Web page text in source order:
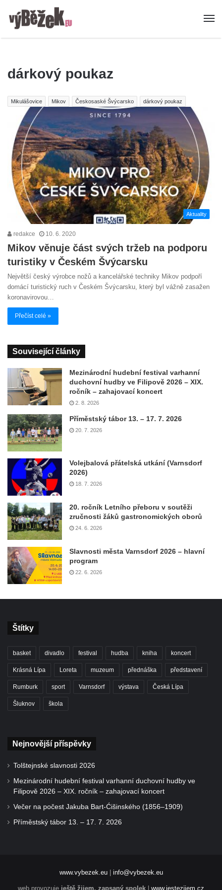
dárkový poukaz
Mikulášovice Mikov Českosaské Švýcarsko dárkový poukaz
Aktuality
redakce 10. 6. 2020
Mikov věnuje část svých tržeb na podporu
turistiky v Českém Švýcarsku
Největší český výrobce nožů a kancelářské techniky Mikov podpoří
domácí turistický ruch v Českém Švýcarsku, který byl vážně zasažen
koronavirovou…
Přečíst celé »
Související články
Mezinárodní hudební festival varhanní
duchovní hudby ve Filipově 2026 – XIX.
ročník – zahajovací koncert
2. 8. 2026
Příměstský tábor 13. – 17. 7. 2026
20. 7. 2026
Volejbalová přátelská utkání (Varnsdorf
2026)
18. 7. 2026
20. ročník Letního přeboru v soutěži
zručnosti žáků gastronomických oborů
24. 6. 2026
Slavnosti města Varnsdorf 2026 – hlavní
program
22. 6. 2026
Štítky
basket divadlo festival hudba kniha koncert
Krásná Lípa Loreta muzeum přednáška představení
Rumburk sport Varnsdorf výstava Česká Lípa
Šluknov škola
Nejnovější příspěvky
Tolštejnské slavnosti 2026
Mezinárodní hudební festival varhanní duchovní hudby ve
Filipově 2026 – XIX. ročník – zahajovací koncert
Večer na počest Jakuba Bart-Ćišinského (1856–1909)
Příměstský tábor 13. – 17. 7. 2026
www.vybezek.eu| info@vybezek.eu
web provozuje ještě žijem, zapsaný spolek www.jestezijem.cz